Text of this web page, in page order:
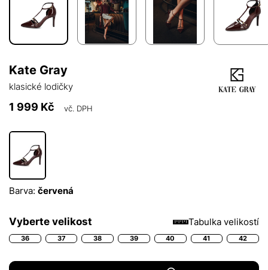
Kate Gray
klasické lodičky
1 999 Kč vč. DPH
Barva: červená
Vyberte velikost Tabulka velikostí
36 37 38 39 40 41 42